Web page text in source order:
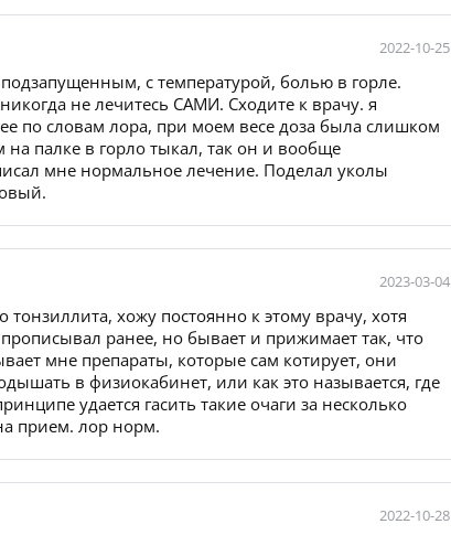
2022-10-25
с температурой, болью в горле.
не лечитесь САМИ. Сходите к врачу. я
по словам лора, при моем весе доза была слишком
на палке в горло тыкал, так он и вообще
мне нормальное лечение. Поделал уколы
2023-03-04
хожу постоянно к этому врачу, хотя
ранее, но бывает и прижимает так, что
мне препараты, которые сам котирует, они
в физиокабинет, или как это называется, где
удается гасить такие очаги за несколько
прием. лор норм.
2022-10-28